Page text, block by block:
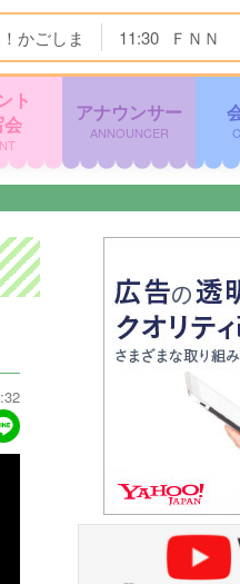
かごしま 11:30 ＦＮＮ
ト
アナウンサー
ANNOUNCER